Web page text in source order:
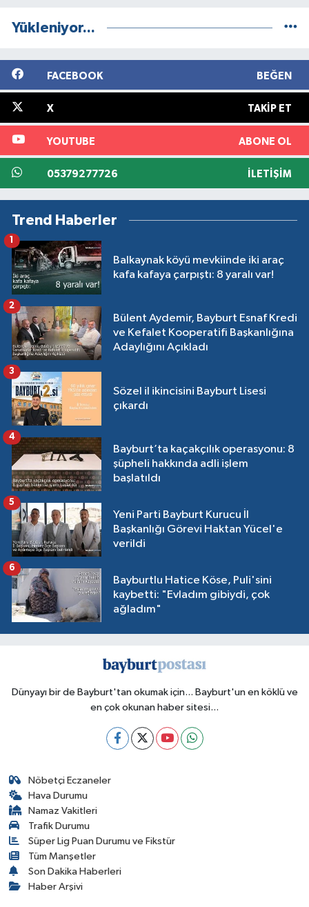
Yükleniyor...
FACEBOOK BEĞEN
X TAKIP ET
YOUTUBE ABONE OL
05379277726 İLETIŞIM
Trend Haberler
Balkaynak köyü mevkiinde iki araç
kafa kafaya çarpıştı: 8 yaralı var!
1
Bülent Aydemir, Bayburt Esnaf Kredi
ve Kefalet Kooperatifi Başkanlığına
Adaylığını Açıkladı
2
Sözel il ikincisini Bayburt Lisesi
çıkardı
3
Bayburt’ta kaçakçılık operasyonu: 8
şüpheli hakkında adli işlem
başlatıldı
4
Yeni Parti Bayburt Kurucu İl
Başkanlığı Görevi Haktan Yücel'e
verildi
5
Bayburtlu Hatice Köse, Puli'sini
kaybetti: "Evladım gibiydi, çok
ağladım"
6
Dünyayı bir de Bayburt'tan okumak için... Bayburt'un en köklü ve
en çok okunan haber sitesi...
Nöbetçi Eczaneler
Hava Durumu
Namaz Vakitleri
Trafik Durumu
Süper Lig Puan Durumu ve Fikstür
Tüm Manşetler
Son Dakika Haberleri
Haber Arşivi